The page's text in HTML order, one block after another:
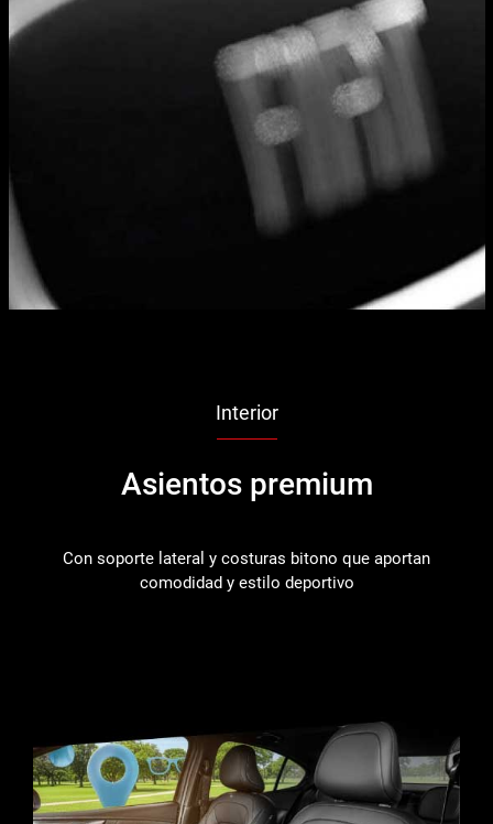
Interior
Asientos premium
Con soporte lateral y costuras bitono que aportan
comodidad y estilo deportivo